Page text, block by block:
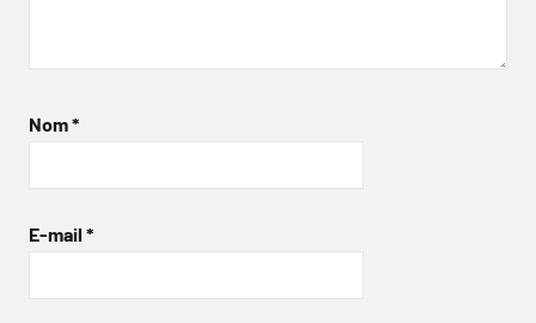
Nom*
E-mail *